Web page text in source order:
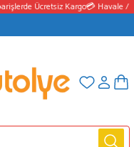
Ücretsiz Kargo💳 Havale /